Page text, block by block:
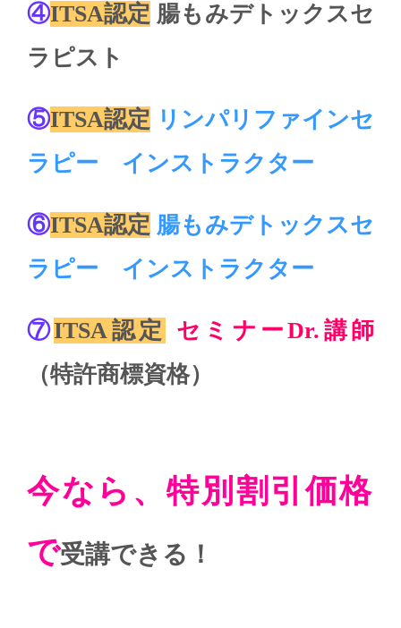
④ITSA認定 腸もみデトックスセ
ラピスト
⑤ITSA認定 リンパリファインセ
ラピー インストラクター
⑥ITSA認定 腸もみデトックスセ
ラピー インストラクター
⑦ITSA認定
セミナーDr.講師
（特許商標資格）
今なら、特別割引価格
で受講できる！